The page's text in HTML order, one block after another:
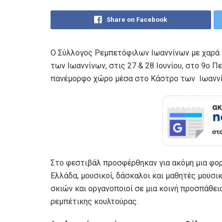
Share on Facebook
Ο Σύλλογος Ρεμπετόφιλων Ιωαννίνων με
των Ιωαννίνων, στις 27 & 28 Ιουνίου, στο 9ο
πανέμορφο χώρο μέσα στο Κάστρο των
Στο φεστιβάλ προσφέρθηκαν για ακόμη μια
Ελλάδα, μουσικοί, δάσκαλοι και μαθητές
σκιών και οργανοποιοί σε μια κοινή
ρεμπέτικης κουλτούρας.